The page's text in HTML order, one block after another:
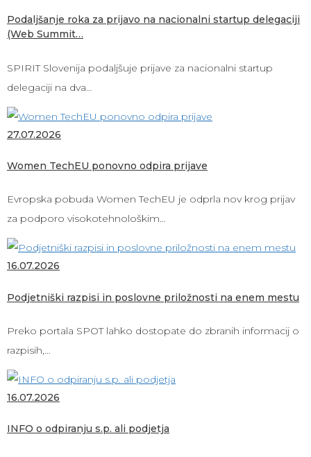
Podaljšanje roka za prijavo na nacionalni startup delegaciji
(Web Summit…
SPIRIT Slovenija podaljšuje prijave za nacionalni startup
delegaciji na dva…
27.07.2026
Women TechEU ponovno odpira prijave
Evropska pobuda Women TechEU je odprla nov krog prijav
za podporo visokotehnološkim…
16.07.2026
Podjetniški razpisi in poslovne priložnosti na enem mestu
Preko portala SPOT lahko dostopate do zbranih informacij o
razpisih,…
16.07.2026
INFO o odpiranju s.p. ali podjetja